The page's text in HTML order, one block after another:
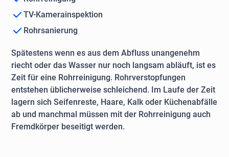
TV-Kamerainspektion
Rohrsanierung
Spätestens wenn es aus dem Abfluss unangenehm
riecht oder das Wasser nur noch langsam abläuft, ist es
Zeit für eine Rohrreinigung. Rohrverstopfungen
entstehen üblicherweise schleichend. Im Laufe der Zeit
lagern sich Seifenreste, Haare, Kalk oder Küchenabfälle
ab und manchmal müssen mit der Rohrreinigung auch
Fremdkörper beseitigt werden.